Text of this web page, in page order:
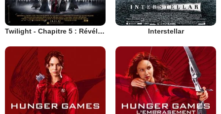
Twilight - Chapitre 5 : Révélation 2e partie Interstellar